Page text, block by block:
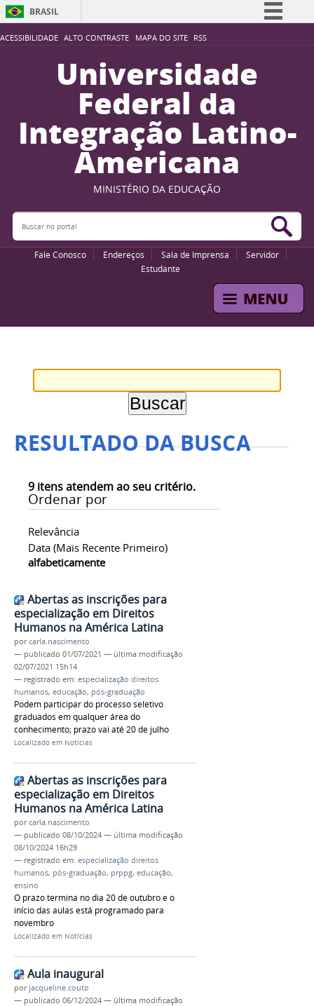
ACESSIBILIDADE ALTO CONTRASTE MAPA DO SITE RSS
BRASIL
Simplifique!
Participe
Acesso à informação
Legislação
Canais
Universidade
Federal da
Integração Latino-
Americana
MINISTÉRIO DA EDUCAÇÃO
Buscar no portal
Fale Conosco Endereços Sala de Imprensa
Servidor
Estudante
RESULTADO DA BUSCA
9 itens atendem ao seu critério.
Ordenar por
Relevância
Data (mais Recente Primeiro)
alfabeticamente
Abertas as inscrições para
especialização em Direitos
Humanos na América Latina
porcarla.nascimento
— publicado 01/07/2021 — última modificação
02/07/2021 15h14
— registrado em: especialização direitos
humanos, educação, pós-graduação
Podem participar do processo seletivo
graduados em qualquer área do
conhecimento; prazo vai até 20 de julho
Localizado em Notícias
Abertas as inscrições para
especialização em Direitos
Humanos na América Latina
porcarla.nascimento
— publicado 08/10/2024 — última modificação
08/10/2024 16h29
— registrado em: especialização direitos
humanos, pós-graduação, prppg, educação,
ensino
O prazo termina no dia 20 de outubro e o
início das aulas está programado para
novembro
Localizado em Notícias
Aula inaugural
por jacqueline.couto
— publicado 06/12/2024 — última modificação